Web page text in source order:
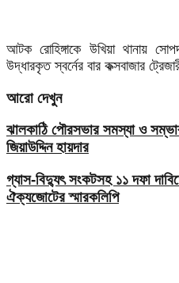
আটক রোহিঙ্গাকে উখিয়া থানায়
উদ্ধারকৃত স্বর্নের বার কক্সবাজার
আরো দেখুন
ঝালকাঠি পৌরসভার সমস্যা ও
জিয়াউদ্দিন হায়দার
গ্যাস-বিদ্যুৎ সংকটসহ ১১ দফা
ঐক্যজোটের স্মারকলিপি